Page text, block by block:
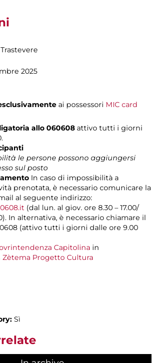
2025
ai possessori MIC card
allo 060608 attivo tutti i giorni
le persone possono aggiungersi
sul posto
In caso di impossibilità a
prenotata, è necessario comunicare la
al seguente indirizzo:
(dal lun. al giov. ore 8.30 – 17.00/
In alternativa, è necessario chiamare il
(attivo tutti i giorni dalle ore 9.00
Capitolina in
Zètema Progetto Cultura
Sì